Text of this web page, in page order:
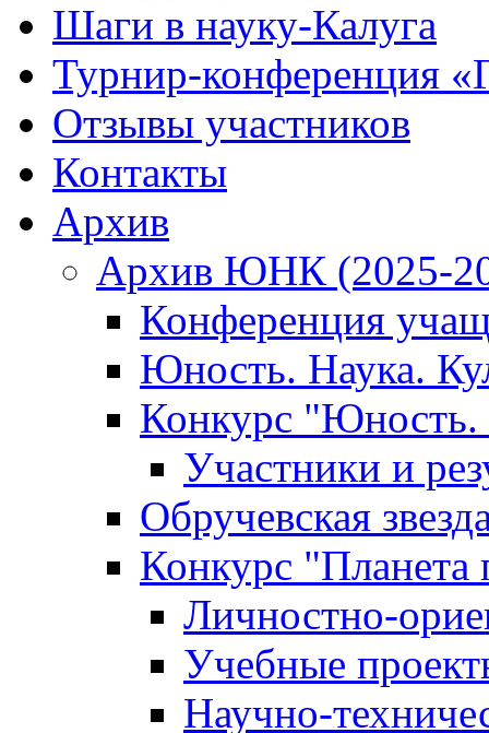
Шаги в науку-Калуга
Турнир-конференция
Отзывы участников
Контакты
Архив
Архив ЮНК (2025-
Конференция
Юность. Наука.
Конкурс "Юность.
Участники и
Обручевская
Конкурс "Планета
Личностно-
Учебные
Научно-